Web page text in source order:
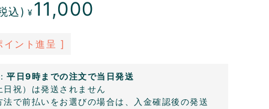
込) ¥11,000
イント進呈 ]
平日9時までの注文で当日発送
祝）は発送されません
で前払いをお選びの場合は、入金確認後の発送